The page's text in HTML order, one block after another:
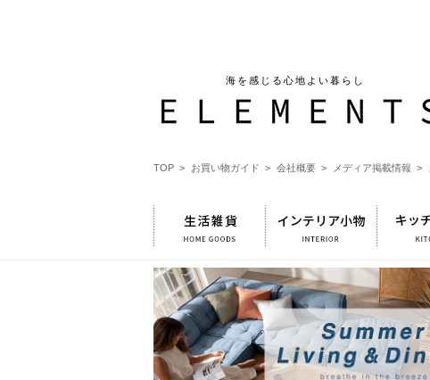
海を感じる心地よい暮らし
TOP > お買い物ガイド > 会社概要 > メディア掲載情報 >